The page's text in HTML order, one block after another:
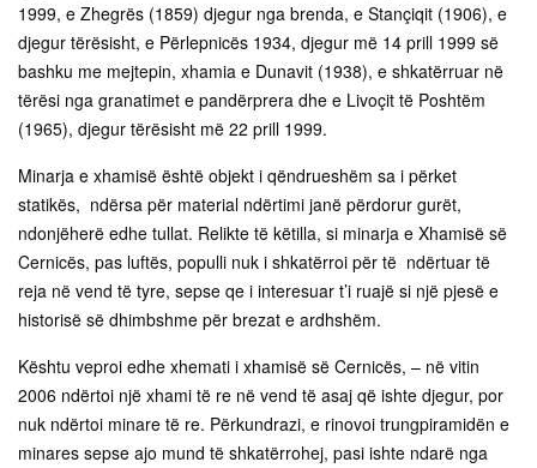
1999, e Zhegrës (1859) djegur nga brenda, e Stançiqit (1906), e
djegur tërësisht, e Përlepnicës 1934, djegur më 14 prill 1999 së
bashku me mejtepin, xhamia e Dunavit (1938), e shkatërruar në
tërësi nga granatimet e pandërprera dhe e Livoçit të Poshtëm
(1965), djegur tërësisht më 22 prill 1999.
Minarja e xhamisë është objekt i qëndrueshëm sa i përket
statikës, ndërsa për material ndërtimi janë përdorur gurët,
ndonjëherë edhe tullat. Relikte të këtilla, si minarja e Xhamisë së
Cernicës, pas luftës, populli nuk i shkatërroi për të ndërtuar të
reja në vend të tyre, sepse qe i interesuar t’i ruajë si një pjesë e
historisë së dhimbshme për brezat e ardhshëm.
Kështu veproi edhe xhemati i xhamisë së Cernicës, – në vitin
2006 ndërtoi një xhami të re në vend të asaj që ishte djegur, por
nuk ndërtoi minare të re. Përkundrazi, e rinovoi trungpiramidën e
minares sepse ajo mund të shkatërrohej, pasi ishte ndarë nga